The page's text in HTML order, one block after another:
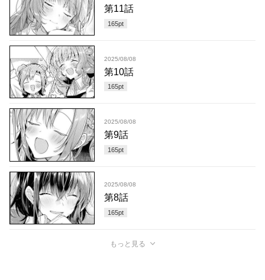
第11話
165pt
2025/08/08
第10話
165pt
2025/08/08
第9話
165pt
2025/08/08
第8話
165pt
もっと見る